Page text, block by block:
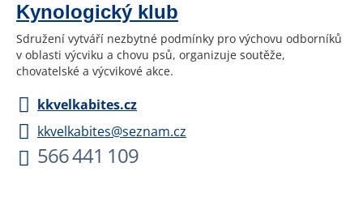
Kynologický klub
Sdružení vytváří nezbytné podmínky pro výchovu odborníků
v oblasti výcviku a chovu psů, organizuje soutěže,
chovatelské a výcvikové akce.
kkvelkabites.cz
kkvelkabites@seznam.cz
566 441 109